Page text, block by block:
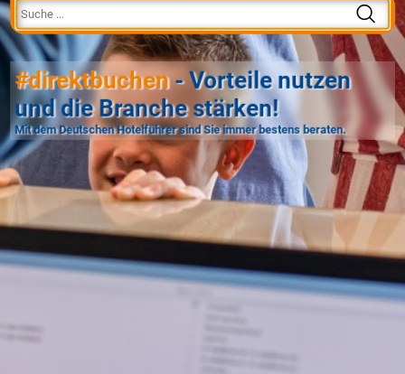
#direktbuchen- Vorteile nutzen
und die Branche stärken!
Mit dem Deutschen Hotelführer sind Sie immer bestens beraten.